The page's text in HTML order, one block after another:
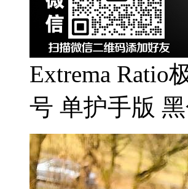
Extrema Ratio
号 单护手版